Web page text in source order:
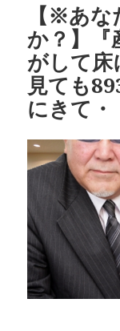
【※あ
か？】『
がして床
見ても
にきて・